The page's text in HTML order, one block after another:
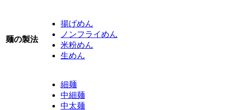
麺の製法
揚げめん
ノンフライめん
米粉めん
生めん
細麺
中細麺
中太麺